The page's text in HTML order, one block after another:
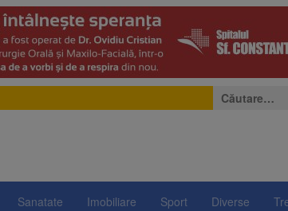
Caută
după:
Sanatate Imobiliare Sport Diverse